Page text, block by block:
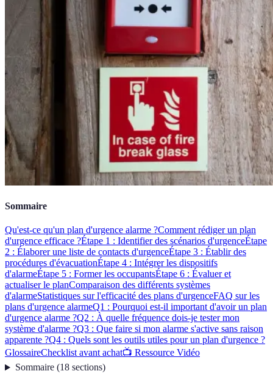
Sommaire
Qu'est-ce qu'un plan d'urgence alarme ?Comment rédiger un plan
d'urgence efficace ?Étape 1 : Identifier des scénarios d'urgenceÉtape
2 : Élaborer une liste de contacts d'urgenceÉtape 3 : Établir des
procédures d'évacuationÉtape 4 : Intégrer les dispositifs
d'alarmeÉtape 5 : Former les occupantsÉtape 6 : Évaluer et
actualiser le planComparaison des différents systèmes
d'alarmeStatistiques sur l'efficacité des plans d'urgenceFAQ sur les
plans d'urgence alarmeQ1 : Pourquoi est-il important d'avoir un plan
d'urgence alarme ?Q2 : À quelle fréquence dois-je tester mon
système d'alarme ?Q3 : Que faire si mon alarme s'active sans raison
apparente ?Q4 : Quels sont les outils utiles pour un plan d'urgence ?
GlossaireChecklist avant achat📺 Ressource Vidéo
Sommaire(18 sections)